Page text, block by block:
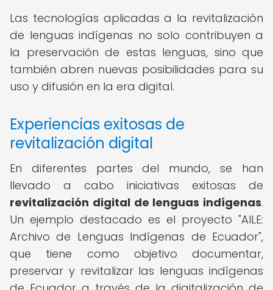
Las tecnologías aplicadas a la revitalización
de lenguas indígenas no solo contribuyen a
la preservación de estas lenguas, sino que
también abren nuevas posibilidades para su
uso y difusión en la era digital.
Experiencias exitosas de
revitalización digital
En diferentes partes del mundo, se han
llevado a cabo iniciativas exitosas de
revitalización digital de lenguas indígenas.
Un ejemplo destacado es el proyecto "AILE:
Archivo de Lenguas Indígenas de Ecuador",
que tiene como objetivo documentar,
preservar y revitalizar las lenguas indígenas